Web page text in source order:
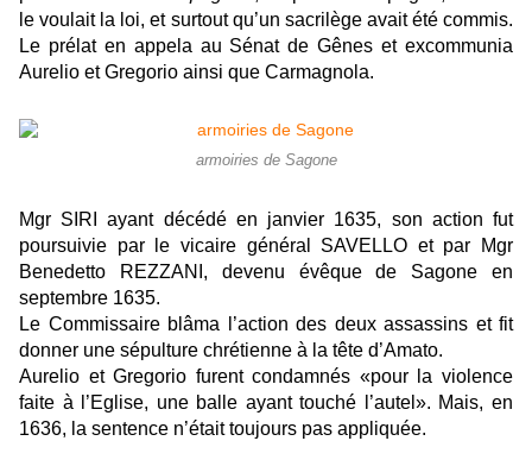
le voulait la loi, et surtout qu’un sacrilège avait été commis.
Le prélat en appela au Sénat de Gênes et excommunia
Aurelio et Gregorio ainsi que Carmagnola.
armoiries de Sagone
Mgr SIRI ayant décédé en janvier 1635, son action fut
poursuivie par le vicaire général SAVELLO et par Mgr
Benedetto REZZANI, devenu évêque de Sagone en
septembre 1635.
Le Commissaire blâma l’action des deux assassins et fit
donner une sépulture chrétienne à la tête d’Amato.
Aurelio et Gregorio furent condamnés «pour la violence
faite à l’Eglise, une balle ayant touché l’autel». Mais, en
1636, la sentence n’était toujours pas appliquée.